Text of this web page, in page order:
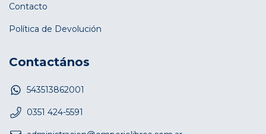
Contacto
Política de Devolución
Contactános
543513862001
0351 424-5591